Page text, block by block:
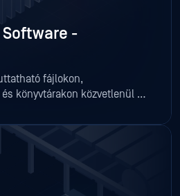
-
fájlokon,
könyvtárakon közvetlenül –
támaszkodnia.